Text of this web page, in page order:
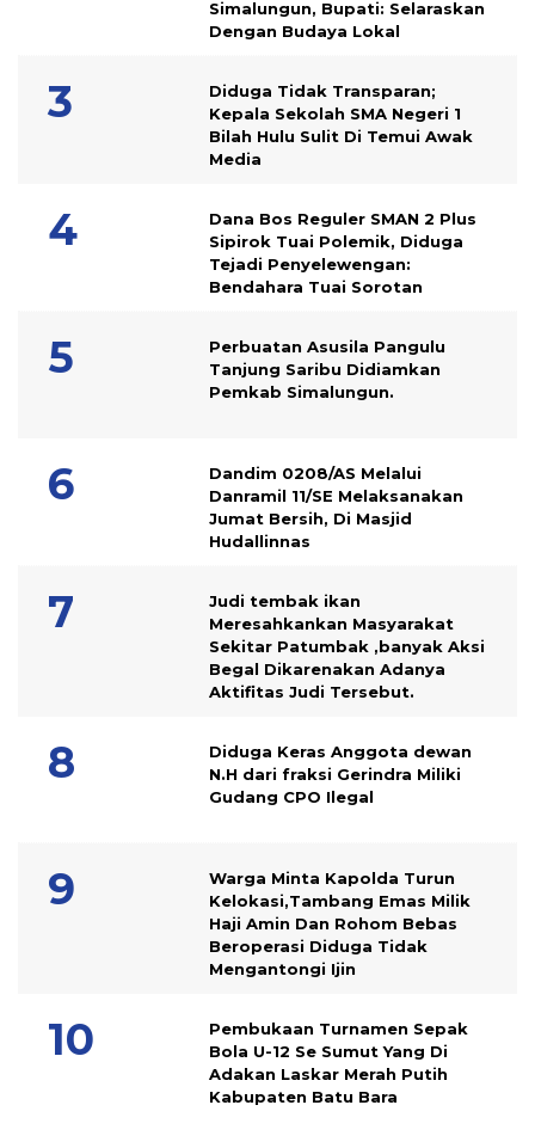
Simalungun, Bupati: Selaraskan
Dengan Budaya Lokal
Diduga Tidak Transparan;
Kepala Sekolah SMA Negeri 1
Bilah Hulu Sulit Di Temui Awak
Media
Dana Bos Reguler SMAN 2 Plus
Sipirok Tuai Polemik, Diduga
Tejadi Penyelewengan:
Bendahara Tuai Sorotan
Perbuatan Asusila Pangulu
Tanjung Saribu Didiamkan
Pemkab Simalungun.
Dandim 0208/AS Melalui
Danramil 11/SE Melaksanakan
Jumat Bersih, Di Masjid
Hudallinnas
Judi tembak ikan
Meresahkankan Masyarakat
Sekitar Patumbak ,banyak Aksi
Begal Dikarenakan Adanya
Aktifitas Judi Tersebut.
Diduga Keras Anggota dewan
N.H dari fraksi Gerindra Miliki
Gudang CPO Ilegal
Warga Minta Kapolda Turun
Kelokasi,Tambang Emas Milik
Haji Amin Dan Rohom Bebas
Beroperasi Diduga Tidak
Mengantongi Ijin
Pembukaan Turnamen Sepak
Bola U-12 Se Sumut Yang Di
Adakan Laskar Merah Putih
Kabupaten Batu Bara